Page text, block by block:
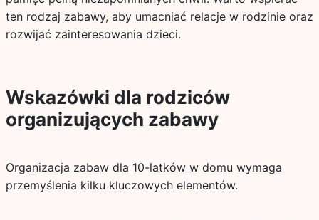
ten rodzaj zabawy, aby umacniać relacje w rodzinie oraz
rozwijać zainteresowania dzieci.
Wskazówki dla rodziców
organizujących zabawy
Organizacja zabaw dla 10-latków w domu wymaga
przemyślenia kilku kluczowych elementów.